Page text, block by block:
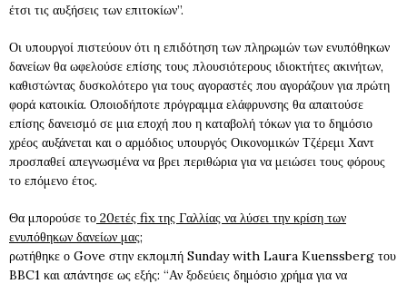
έτσι τις αυξήσεις των επιτοκίων”.
Οι υπουργοί πιστεύουν ότι η επιδότηση των πληρωμών των ενυπόθηκων
δανείων θα ωφελούσε επίσης τους πλουσιότερους ιδιοκτήτες ακινήτων,
καθιστώντας δυσκολότερο για τους αγοραστές που αγοράζουν για πρώτη
φορά κατοικία. Οποιοδήποτε πρόγραμμα ελάφρυνσης θα απαιτούσε
επίσης δανεισμό σε μια εποχή που η καταβολή τόκων για το δημόσιο
χρέος αυξάνεται και ο αρμόδιος υπουργός Οικονομικών Τζέρεμι Χαντ
προσπαθεί απεγνωσμένα να βρει περιθώρια για να μειώσει τους φόρους
το επόμενο έτος.
Θα μπορούσε το 20ετές fix της Γαλλίας να λύσει την κρίση των
ενυπόθηκων δανείων μας;
ρωτήθηκε ο Gove στην εκπομπή Sunday with Laura Kuenssberg του
BBC1 και απάντησε ως εξής: “Αν ξοδεύεις δημόσιο χρήμα για να